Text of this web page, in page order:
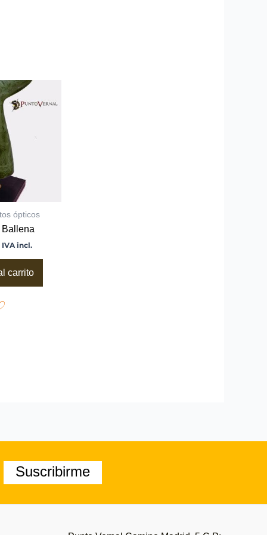
ópticos
IVA incl.
carrito
Suscribirme